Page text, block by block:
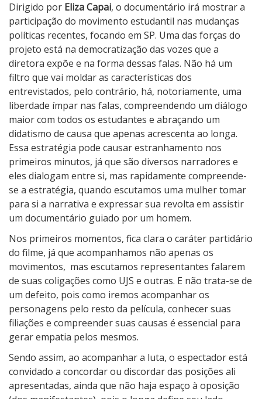
Dirigido por Eliza Capai, o documentário irá mostrar a
participação do movimento estudantil nas mudanças
políticas recentes, focando em SP. Uma das forças do
projeto está na democratização das vozes que a
diretora expõe e na forma dessas falas. Não há um
filtro que vai moldar as características dos
entrevistados, pelo contrário, há, notoriamente, uma
liberdade ímpar nas falas, compreendendo um diálogo
maior com todos os estudantes e abraçando um
didatismo de causa que apenas acrescenta ao longa.
Essa estratégia pode causar estranhamento nos
primeiros minutos, já que são diversos narradores e
eles dialogam entre si, mas rapidamente compreende-
se a estratégia, quando escutamos uma mulher tomar
para si a narrativa e expressar sua revolta em assistir
um documentário guiado por um homem.
Nos primeiros momentos, fica clara o caráter partidário
do filme, já que acompanhamos não apenas os
movimentos, mas escutamos representantes falarem
de suas coligações como UJS e outras. E não trata-se de
um defeito, pois como iremos acompanhar os
personagens pelo resto da película, conhecer suas
filiações e compreender suas causas é essencial para
gerar empatia pelos mesmos.
Sendo assim, ao acompanhar a luta, o espectador está
convidado a concordar ou discordar das posições ali
apresentadas, ainda que não haja espaço à oposição